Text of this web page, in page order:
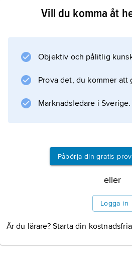
Staden har omkring 5,3
har också många industrier
Religion
Vill du komma åt
Objektiv och pålitlig
Prova det, du kommer att
Marknadsledare i Sverige.
Påbörja din gratis
eller
Logga in
Är du lärare? Starta din